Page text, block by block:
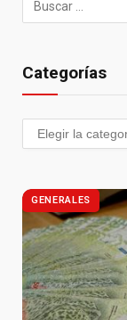
Categorías
GENERALES